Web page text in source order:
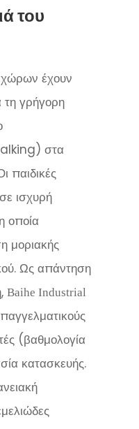
του
χώρων έχουν
τη γρήγορη
στα
παιδικές
ισχυρή
οποία
μοριακής
Ως απάντηση
Baihe Industrial
(βαθμολογία
κατασκευής.